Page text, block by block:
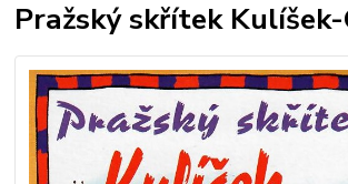
Pražský skřítek Kulíšek-